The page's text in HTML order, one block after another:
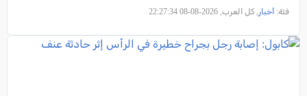
فئة: أخبار , كل العرب, 2026-08-08 22:27:34